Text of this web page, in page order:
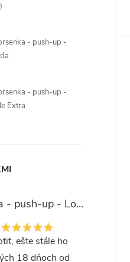
- push-up -
- push-up -
Extra
Dámska podprsenka - push-up - Lormar Miranda
ešte stále ho
18 dňoch od